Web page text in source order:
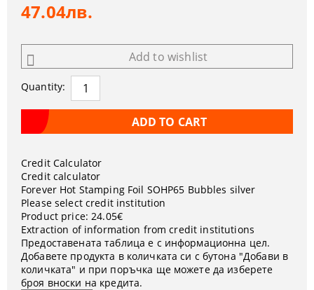
47.04лв.
Add to wishlist
Quantity:
Credit Calculator
Credit calculator
Forever Hot Stamping Foil SOHP65 Bubbles silver
Please select credit institution
Product price: 24.05€
Extraction of information from credit institutions
Предоставената таблица е с информационна цел.
Добавете продукта в количката си с бутона "Добави в
количката" и при поръчка ще можете да изберете
броя вноски на кредита.